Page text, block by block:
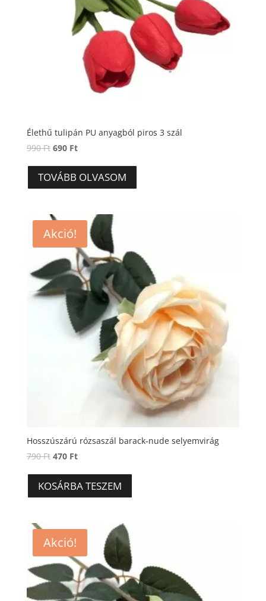
Élethű tulipán PU anyagból piros 3 szál
990Ft Original
was:
990 Ft.
690 FtCurrent
is:
690 Ft.
TOVÁBB OLVASOM
Akció!
Hosszúszárú rózsaszál barack-nude selyemvirág
790Ft Original
was:
790 Ft.
470 FtCurrent
is:
470 Ft.
KOSÁRBA TESZEM
Akció!